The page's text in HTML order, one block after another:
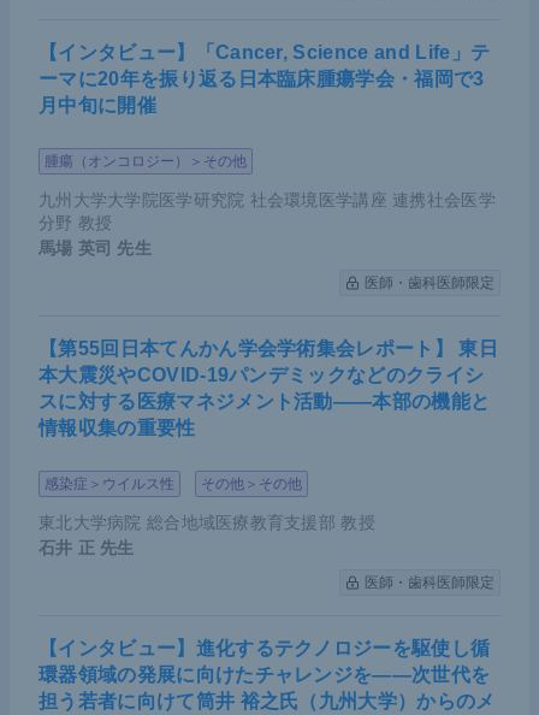
【インタビュー】「Cancer, Science and Life」テ
ーマに20年を振り返る日本臨床腫瘍学会・福岡で3
月中旬に開催
腫瘍（オンコロジー）＞その他
九州大学大学院医学研究院 社会環境医学講座 連携社会医学
分野 教授
馬場 英司 先生
医師・歯科医師限定
【第55回日本てんかん学会学術集会レポート】 東日
本大震災やCOVID-19パンデミックなどのクライシ
スに対する医療マネジメント活動――本部の機能と
情報収集の重要性
感染症＞ウイルス性 その他＞その他
東北大学病院 総合地域医療教育支援部 教授
石井 正 先生
医師・歯科医師限定
【インタビュー】進化するテクノロジーを駆使し循
環器領域の発展に向けたチャレンジを――次世代を
担う若者に向けて筒井 裕之氏（九州大学）からのメ